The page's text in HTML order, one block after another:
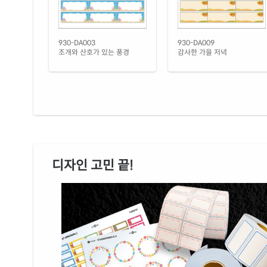
930-DA003
조개와 산호가 있는 풍경
930-DA009
감사한 가을 저녁
디자인 고민 끝!